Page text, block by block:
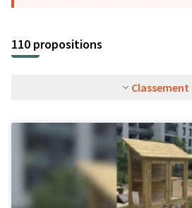
110 propositions